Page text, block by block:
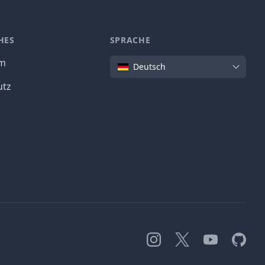
SPRACHE
SpracheDeutsch
Instagram
X YouTubeGitHub